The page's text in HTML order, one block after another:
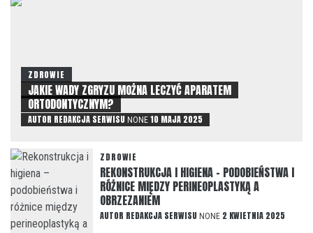
ZDROWIE
JAKIE WADY ZGRYZU MOŻNA LECZYĆ APARATEM
ORTODONTYCZNYM?
AUTOR REDAKCJA SERWISU NONE 10 MAJA 2025
ZDROWIE
REKONSTRUKCJA I HIGIENA – PODOBIEŃSTWA I
RÓŻNICE MIĘDZY PERINEOPLASTYKĄ A
OBRZEZANIEM
AUTOR REDAKCJA SERWISU NONE 2 KWIETNIA 2025